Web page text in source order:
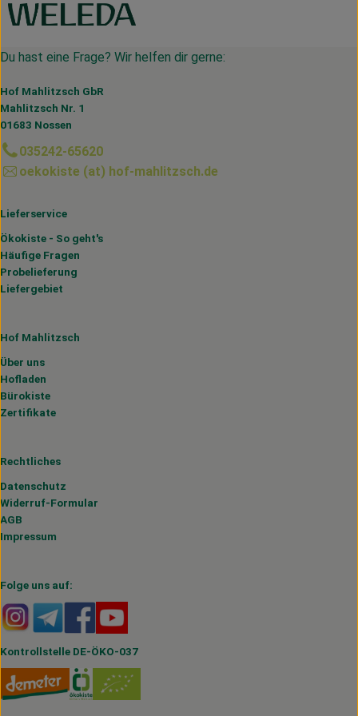
Du hast eine Frage? Wir helfen dir gerne:
Hof Mahlitzsch GbR
Mahlitzsch Nr. 1
01683 Nossen
035242-65620
oekokiste (at) hof-mahlitzsch.de
Lieferservice
Ökokiste - So geht's
Häufige Fragen
Probelieferung
Liefergebiet
Hof Mahlitzsch
Über uns
Hofladen
Bürokiste
Zertifikate
Rechtliches
Datenschutz
Widerruf-Formular
AGB
Impressum
Folge uns auf:
Externer Link zu https://www.instagram.com/
Externer Link zu https://t.me/s/hofmahlitzsch
Externer Link zu https://www.facebook.com/
Kontrollstelle DE-ÖKO-037